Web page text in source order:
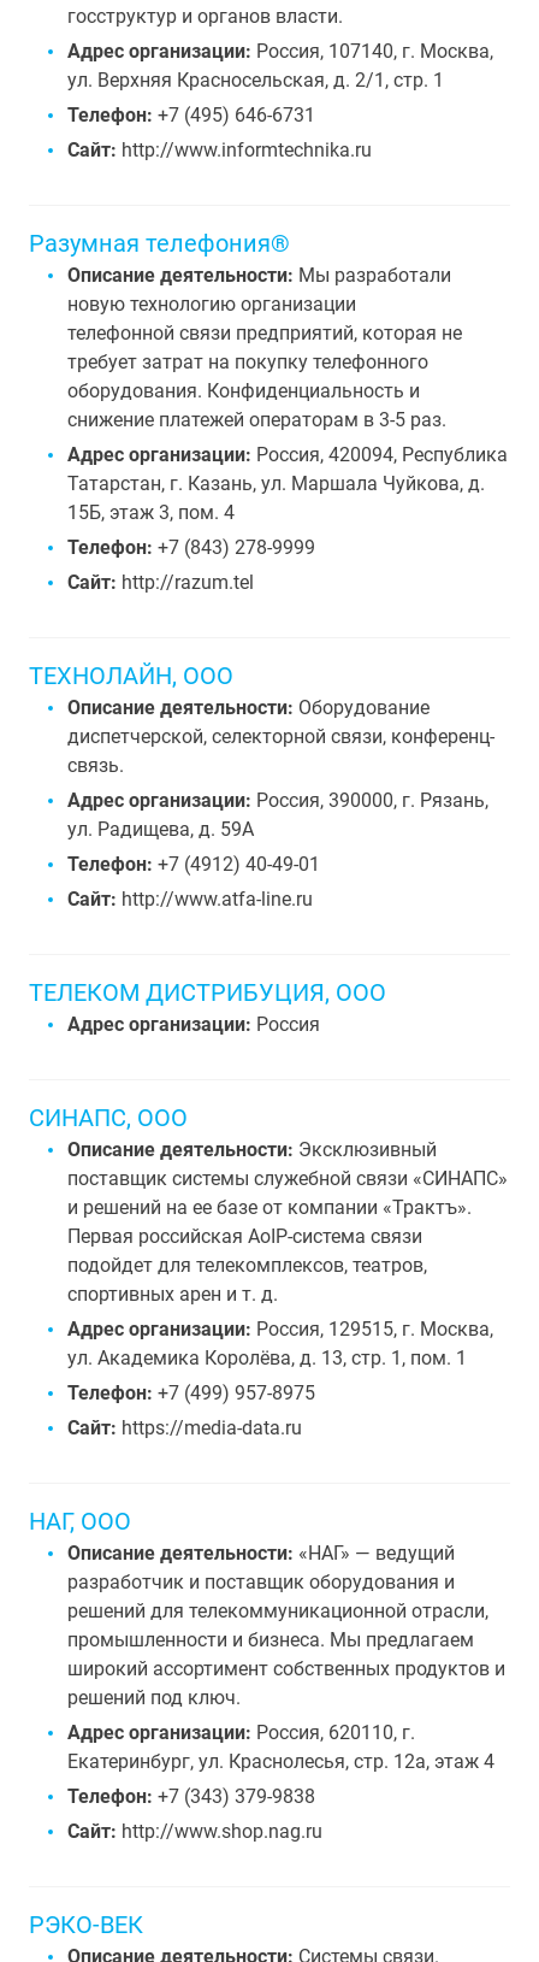
госструктур и органов власти.
Адрес организации: Россия, 107140, г. Москва,
ул. Верхняя Красносельская, д. 2/1, стр. 1
Телефон: +7 (495) 646-6731
Сайт: http://www.informtechnika.ru
Разумная телефония®
Описание деятельности: Мы разработали
новую технологию организации
телефонной связи предприятий, которая не
требует затрат на покупку телефонного
оборудования. Конфиденциальность и
снижение платежей операторам в 3-5 раз.
Адрес организации: Россия, 420094, Республика
Татарстан, г. Казань, ул. Маршала Чуйкова, д.
15Б, этаж 3, пом. 4
Телефон: +7 (843) 278-9999
Сайт: http://razum.tel
ТЕХНОЛАЙН, ООО
Описание деятельности: Оборудование
диспетчерской, селекторной связи, конференц-
связь.
Адрес организации: Россия, 390000, г. Рязань,
ул. Радищева, д. 59А
Телефон: +7 (4912) 40-49-01
Сайт: http://www.atfa-line.ru
ТЕЛЕКОМ ДИСТРИБУЦИЯ, ООО
Адрес организации: Россия
СИНАПС, ООО
Описание деятельности: Эксклюзивный
поставщик системы служебной связи «СИНАПС»
и решений на ее базе от компании «Трактъ».
Первая российская AoIP-система связи
подойдет для телекомплексов, театров,
спортивных арен и т. д.
Адрес организации: Россия, 129515, г. Москва,
ул. Академика Королёва, д. 13, стр. 1, пом. 1
Телефон: +7 (499) 957-8975
Сайт: https://media-data.ru
НАГ, ООО
Описание деятельности: «НАГ» — ведущий
разработчик и поставщик оборудования и
решений для телекоммуникационной отрасли,
промышленности и бизнеса. Мы предлагаем
широкий ассортимент собственных продуктов и
решений под ключ.
Адрес организации: Россия, 620110, г.
Екатеринбург, ул. Краснолесья, стр. 12а, этаж 4
Телефон: +7 (343) 379-9838
Сайт: http://www.shop.nag.ru
РЭКО-ВЕК
Описание деятельности: Системы связи.